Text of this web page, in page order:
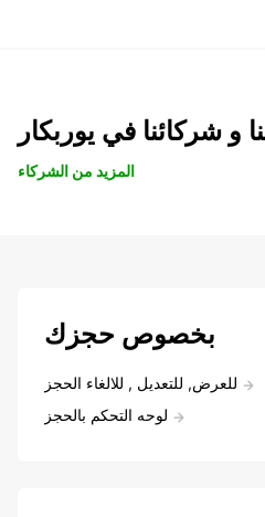
و شركائنا في يوربكار
المزيد من الشركاء
بخصوص حجزك
للعرض, للتعديل , للالغاء الحجز
لوحه التحكم بالحجز